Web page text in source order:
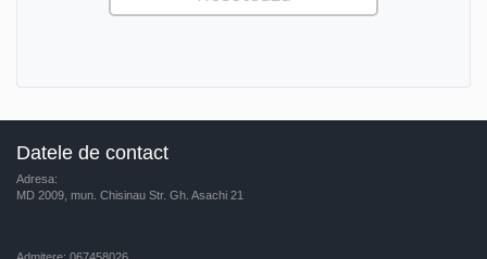
Datele de contact
Adresa:
MD 2009, mun. Chisinau Str. Gh. Asachi 21